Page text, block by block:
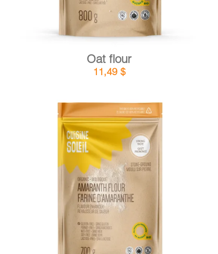
Oat flour
11,49 $
ADD TO CART / DETAILS